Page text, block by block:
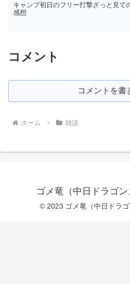
キャンプ初日のフリー打撃ざっと見て
感想
コメント
コメントを書
ホーム 雑談
ゴメ竜（中日ドラゴン
© 2023 ゴメ竜（中日ドラ